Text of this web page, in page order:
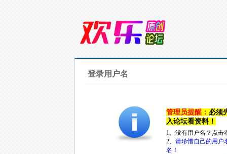
登录用户名
管理员提醒： 必须
入论坛看资料！
1、没有用户名？点
2、 请珍惜自己的用户
名！